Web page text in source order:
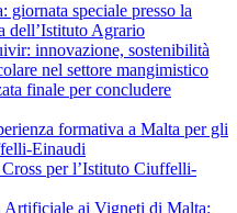
giornata speciale presso la
dell’Istituto Agrario
innovazione, sostenibilità
nel settore mangimistico
finale per concludere
formativa a Malta per gli
Einaudi
per l’Istituto Ciuffelli-
Artificiale ai Vigneti di Malta: